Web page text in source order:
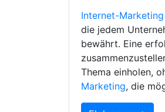
Internet-Marketing
die jedem
bewährt. Eine
Thema einholen,
Marketing, die